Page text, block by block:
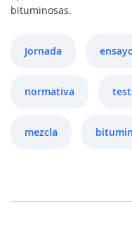
bituminosas.
Jornada
normativa test
mezcla